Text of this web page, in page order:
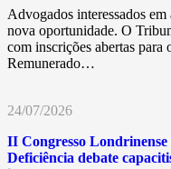
Advogados interessados
nova oportunidade. O
com inscrições abertas
Remunerado…
24/07/2026
II Congresso Londrinense
Deficiência debate